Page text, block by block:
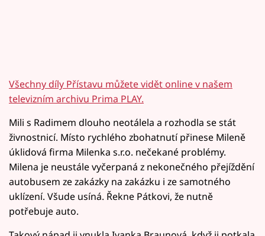
Všechny díly Přístavu můžete vidět online v našem
televizním archivu Prima PLAY.
Mili s Radimem dlouho neotálela a rozhodla se stát
živnostnicí. Místo rychlého zbohatnutí přinese Mileně
úklidová firma Milenka s.r.o. nečekané problémy.
Milena je neustále vyčerpaná z nekonečného přejíždění
autobusem ze zakázky na zakázku i ze samotného
uklízení. Všude usíná. Řekne Pátkovi, že nutně
potřebuje auto.